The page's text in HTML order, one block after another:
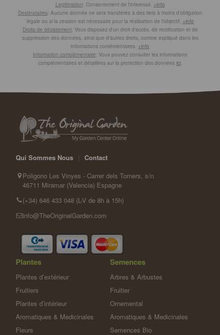
Legitimation: Consentement de l'interessé. +info
Destinataires: Aucune donnée ne sera transférée à des tiers à moins d'obligation
légale ou si la cession est nécessaire pour la réalisation de l'objectif. +info
Droits de désistement: Vous disposez d'un droit d'accès, de rectification et de
suppression des données, ainsi que d'autres droits, comme expliqué dans les
informations comlémentaires. +info
Information complémentaire: Vous pouvez consulter les informations
complémentaires et détaillées sur la protection des données ici.
Qui Sommes Nous
Contact
Poligono Les Vinyes - Carrer dels Torners, s/n
46711 Miramar (Valencia) Espagne
(+34) 646 433 048 (L-V de 8h à 15h)
info@TheOriginalGarden.com
Plantes
Plantes d’extérieur
Fruitiers
Plantes d’intérieur
Aromatiques & Medicinales
Fleurs
Semences
Arbres & Arbustes
Fruitier
Ornemental
Aromatiques & Medicinales
Semences Bio